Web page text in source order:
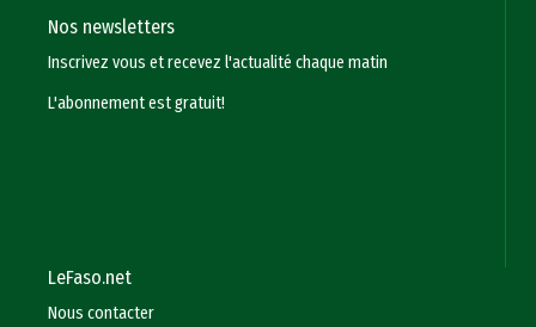
Nos newsletters
Inscrivez vous et recevez l'actualité chaque matin
L'abonnement est gratuit!
LeFaso.net
Nous contacter